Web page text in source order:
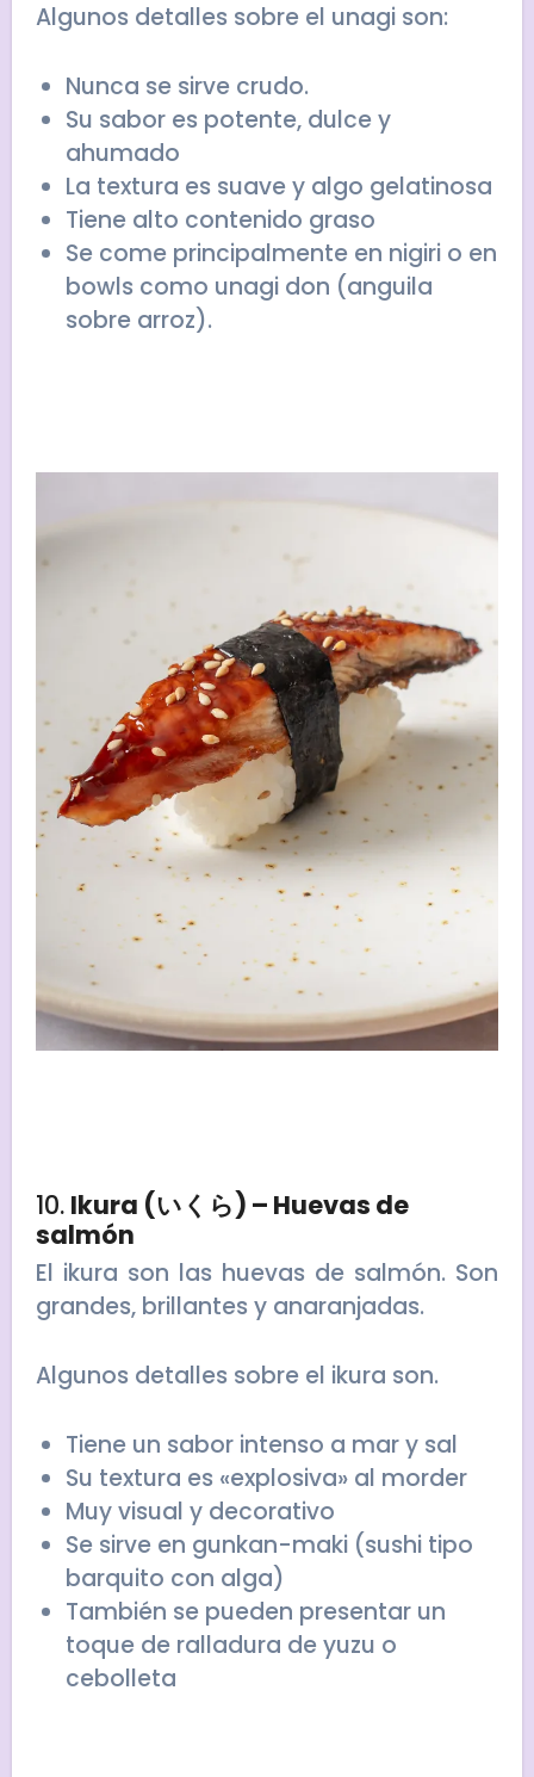
Algunos detalles sobre el unagi son:
Nunca se sirve crudo.
Su sabor es potente, dulce y
ahumado
La textura es suave y algo gelatinosa
Tiene alto contenido graso
Se come principalmente en nigiri o en
bowls como unagi don (anguila
sobre arroz).
10. Ikura (いくら) – Huevas de
salmón
El ikura son las huevas de salmón. Son
grandes, brillantes y anaranjadas.
Algunos detalles sobre el ikura son.
Tiene un sabor intenso a mar y sal
Su textura es «explosiva» al morder
Muy visual y decorativo
Se sirve en gunkan-maki (sushi tipo
barquito con alga)
También se pueden presentar un
toque de ralladura de yuzu o
cebolleta